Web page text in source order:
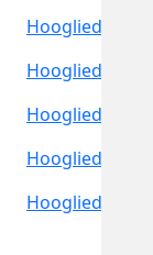
Hooglied 4
Hooglied 5
Hooglied 6
Hooglied 7
Hooglied 8